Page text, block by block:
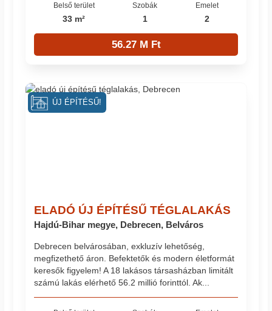
Belső terület
33 m²
Szobák
1
Emelet
2
56.27 M Ft
ELADÓ ÚJ ÉPÍTÉSŰ TÉGLALAKÁS
Hajdú-Bihar megye, Debrecen, Belváros
Debrecen belvárosában, exkluzív lehetőség,
megfizethető áron. Befektetők és modern életformát
keresők figyelem! A 18 lakásos társasházban limitált
számú lakás elérhető 56.2 millió forinttól. Ak...
ÚJ ÉPÍTÉSŰ!